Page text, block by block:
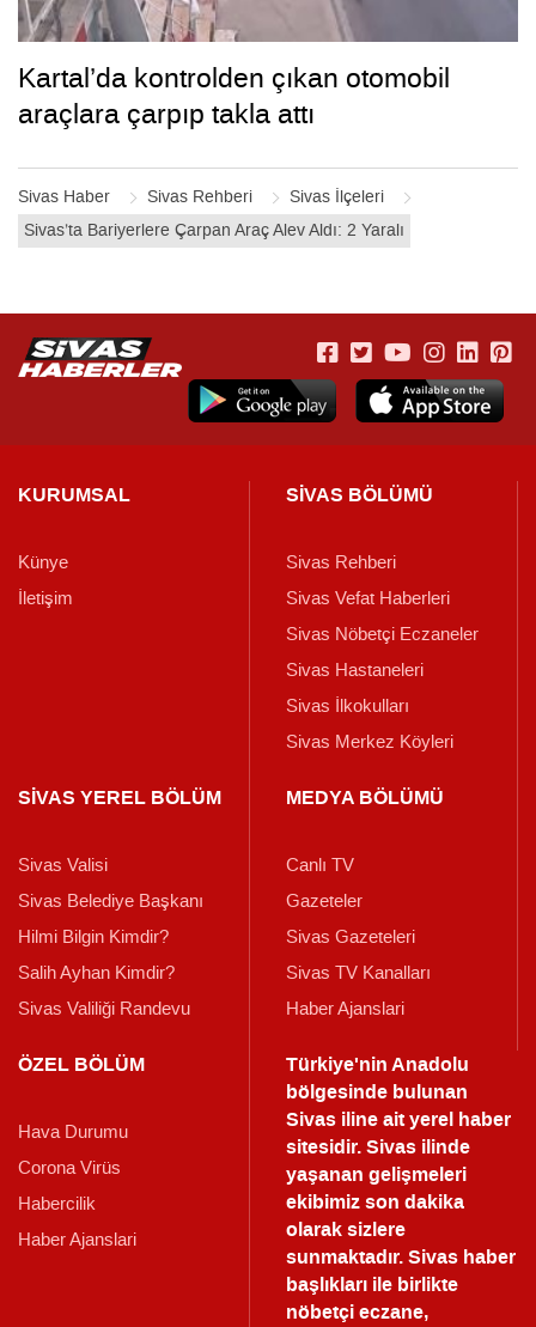
Sivas Haber Sivas Rehberi
Sivas İlçeleri
Sivas’ta Bariyerlere Çarpan Araç Alev Aldı: 2 Yaralı
Kartal’da kontrolden çıkan otomobil
araçlara çarpıp takla attı
KURUMSAL
Künye
İletişim
SİVAS BÖLÜMÜ
Sivas Rehberi
Sivas Vefat Haberleri
Sivas Nöbetçi Eczaneler
Sivas Hastaneleri
Sivas İlkokulları
Sivas Merkez Köyleri
SİVAS YEREL BÖLÜM
Sivas Valisi
Sivas Belediye Başkanı
Hilmi Bilgin Kimdir?
Salih Ayhan Kimdir?
Sivas Valiliği Randevu
MEDYA BÖLÜMÜ
Canlı TV
Gazeteler
Sivas Gazeteleri
Sivas TV Kanalları
Haber Ajanslari
ÖZEL BÖLÜM
Hava Durumu
Corona Virüs
Habercilik
Haber Ajanslari
Türkiye'nin Anadolu
bölgesinde bulunan
Sivas iline ait yerel haber
sitesidir. Sivas ilinde
yaşanan gelişmeleri
ekibimiz son dakika
olarak sizlere
sunmaktadır.Sivas haber
başlıkları ile birlikte
nöbetçi eczane,